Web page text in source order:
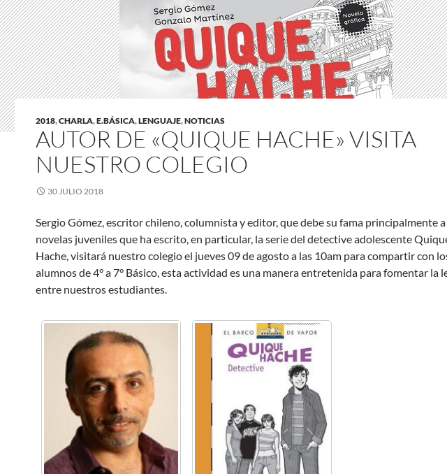
2018,CHARLA,E.BÁSICA,LENGUAJE,NOTICIAS
AUTOR DE «QUIQUE HACHE» VISITA
NUESTRO COLEGIO
30 JULIO 2018
Sergio Gómez, escritor chileno, columnista y editor, que debe su fama principalmente a
novelas juveniles que ha escrito, en particular, la serie del detective adolescente
Hache, visitará nuestro colegio el jueves 09 de agosto a las 10am para compartir con
alumnos de 4° a 7° Básico, esta actividad es una manera entretenida para fomentar la
entre nuestros estudiantes.